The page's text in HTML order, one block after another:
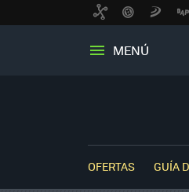
MENÚ
OFERTAS GUÍA